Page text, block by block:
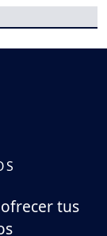
tus